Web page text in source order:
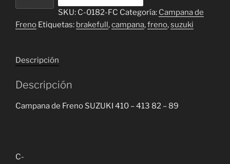
SUZUKI
413
-
89
SKU: C-0182-FC Categoría: Campana de
Freno Etiquetas: brakefull,campana,freno,suzuki
Descripción
Descripción
Campana de Freno SUZUKI 410 – 413 82 – 89
C-